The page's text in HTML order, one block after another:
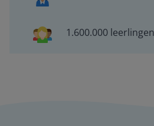
1.600.000